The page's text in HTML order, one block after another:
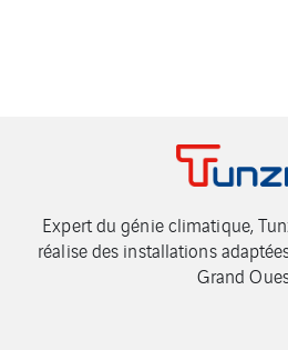
Expert du génie climatique,
réalise des installations
Grand